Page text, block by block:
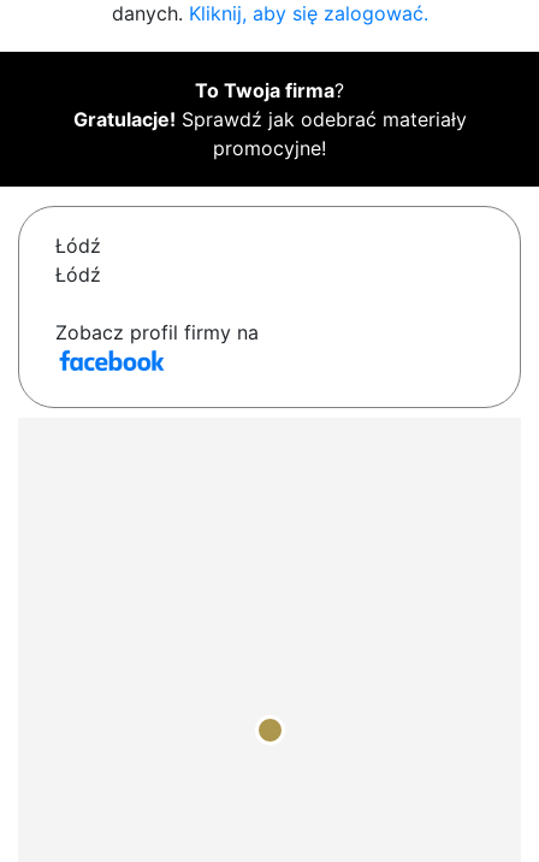
danych. Kliknij, aby się zalogować.
To Twoja firma?
Gratulacje! Sprawdź jak odebrać materiały
promocyjne!
Łódź
Łódź
Zobacz profil firmy na